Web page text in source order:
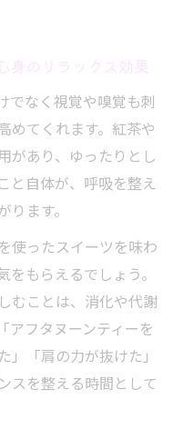
でなく視覚や嗅覚も刺
めてくれます。紅茶や
があり、ゆったりとし
と自体が、呼吸を整え
ます。
使ったスイーツを味わ
もらえるでしょう。
むことは、消化や代謝
アフタヌーンティーを
「肩の力が抜けた」
スを整える時間として